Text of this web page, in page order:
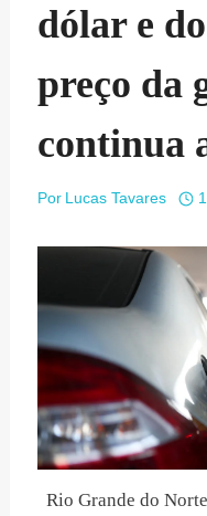
dólar e
preço da
continua
Por Lucas Tavares
Rio Grande do